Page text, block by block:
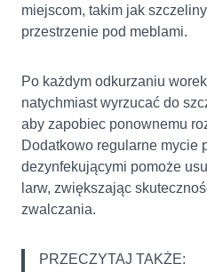
miejscom, takim jak
przestrzenie pod meblami.
Po każdym odkurzaniu
natychmiast wyrzucać do
aby zapobiec ponownemu
Dodatkowo regularne mycie
dezynfekującymi pomoże
larw, zwiększając
zwalczania.
PRZECZYTAJ TAKŻE: